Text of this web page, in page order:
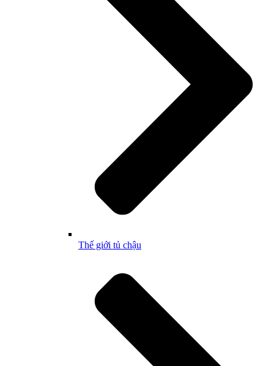
Thế giới tủ chậu